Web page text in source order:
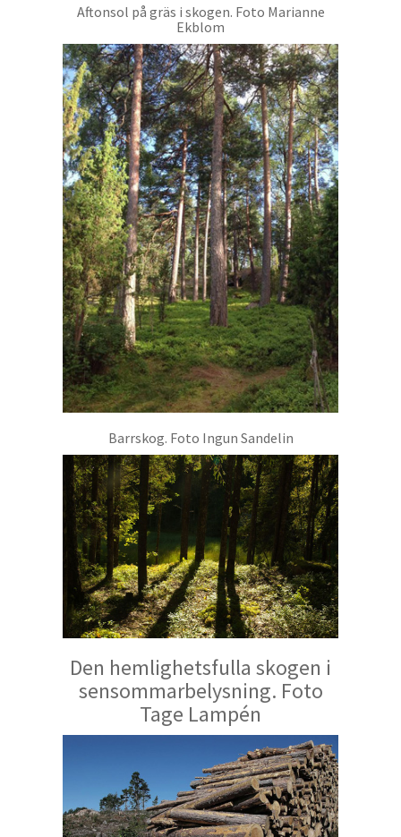
Aftonsol på gräs i skogen. Foto Marianne
Ekblom
Barrskog. Foto Ingun Sandelin
Den hemlighetsfulla skogen i
sensommarbelysning. Foto
Tage Lampén